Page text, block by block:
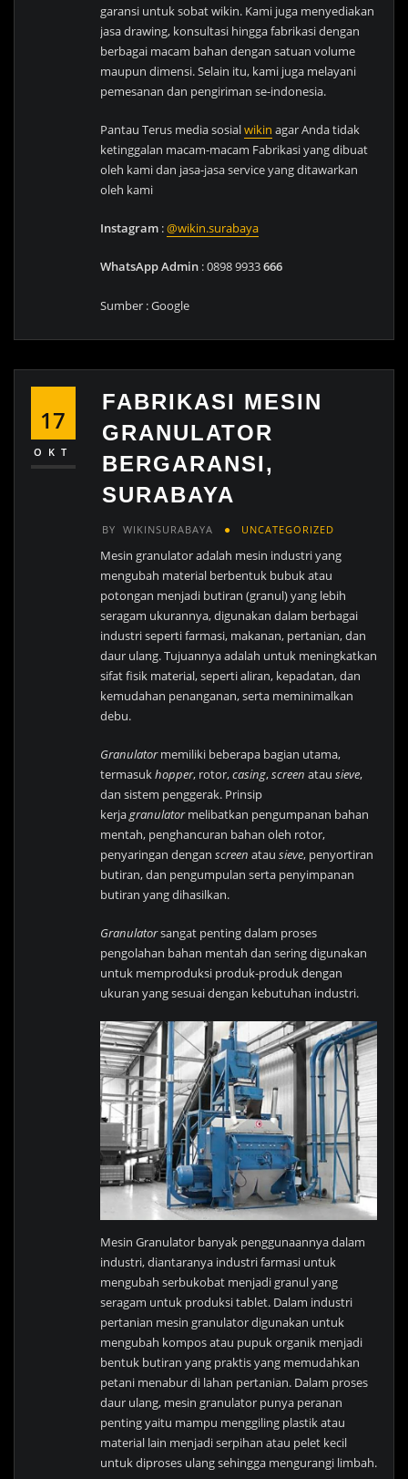
garansi untuk sobat wikin. Kami juga menyediakan
jasa drawing, konsultasi hingga fabrikasi dengan
berbagai macam bahan dengan satuan volume
maupun dimensi. Selain itu, kami juga melayani
pemesanan dan pengiriman se-indonesia.
Pantau Terus media sosialwikin agar Anda tidak
ketinggalan macam-macam Fabrikasi yang dibuat
oleh kami dan jasa-jasa service yang ditawarkan
oleh kami
Instagram :@wikin.surabaya
WhatsApp Admin : 0898 9933666
Sumber : Google
17
OKT
FABRIKASI MESIN
GRANULATOR
BERGARANSI,
SURABAYA
BY WIKINSURABAYA UNCATEGORIZED
Mesin granulator adalah mesin industri yang
mengubah material berbentuk bubuk atau
potongan menjadi butiran (granul) yang lebih
seragam ukurannya, digunakan dalam berbagai
industri seperti farmasi, makanan, pertanian, dan
daur ulang. Tujuannya adalah untuk meningkatkan
sifat fisik material, seperti aliran, kepadatan, dan
kemudahan penanganan, serta meminimalkan
debu.
Granulatormemiliki beberapa bagian utama,
termasukhopper, rotor,casing,screenatausieve,
dan sistem penggerak. Prinsip
kerjagranulatormelibatkan pengumpanan bahan
mentah, penghancuran bahan oleh rotor,
penyaringan denganscreenatausieve, penyortiran
butiran, dan pengumpulan serta penyimpanan
butiran yang dihasilkan.
Granulatorsangat penting dalam proses
pengolahan bahan mentah dan sering digunakan
untuk memproduksi produk-produk dengan
ukuran yang sesuai dengan kebutuhan industri.
Mesin Granulator banyak penggunaannya dalam
industri, diantaranya industri farmasi untuk
mengubah serbukobat menjadi granul yang
seragam untuk produksi tablet. Dalam industri
pertanian mesin granulator digunakan untuk
mengubah kompos atau pupuk organik menjadi
bentuk butiran yang praktis yang memudahkan
petani menabur di lahan pertanian. Dalam proses
daur ulang, mesin granulator punya peranan
penting yaitu mampu menggiling plastik atau
material lain menjadi serpihan atau pelet kecil
untuk diproses ulang sehingga mengurangi limbah.